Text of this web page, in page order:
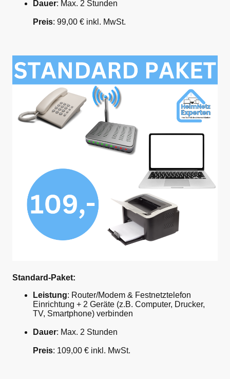
Dauer: Max. 2 Stunden
Preis: 99,00 € inkl. MwSt.
Standard-Paket:
Leistung: Router/Modem & Festnetztelefon
Einrichtung + 2 Geräte (z.B. Computer, Drucker,
TV, Smartphone) verbinden
Dauer: Max. 2 Stunden
Preis: 109,00 € inkl. MwSt.